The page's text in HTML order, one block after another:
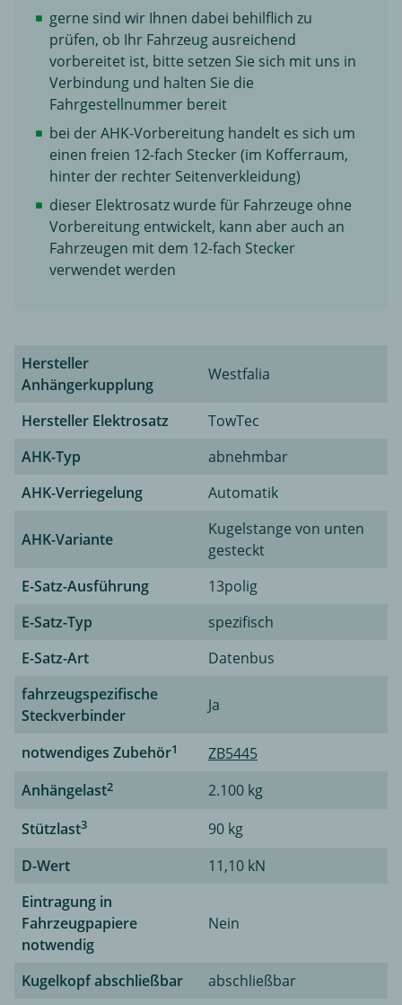
gerne sind wir Ihnen dabei behilflich zu
prüfen, ob Ihr Fahrzeug ausreichend
vorbereitet ist, bitte setzen Sie sich mit uns in
Verbindung und halten Sie die
Fahrgestellnummer bereit
bei der AHK-Vorbereitung handelt es sich um
einen freien 12-fach Stecker (im Kofferraum,
hinter der rechter Seitenverkleidung)
dieser Elektrosatz wurde für Fahrzeuge ohne
Vorbereitung entwickelt, kann aber auch an
Fahrzeugen mit dem 12-fach Stecker
verwendet werden
Hersteller
Anhängerkupplung
Westfalia
Hersteller Elektrosatz
TowTec
AHK-Typ
abnehmbar
AHK-Verriegelung
Automatik
AHK-Variante
Kugelstange von unten
gesteckt
E-Satz-Ausführung
13polig
E-Satz-Typ
spezifisch
E-Satz-Art
Datenbus
fahrzeugspezifische
Steckverbinder
Ja
notwendiges Zubehör1
ZB5445
Anhängelast2
2.100 kg
Stützlast3
90 kg
D-Wert
11,10 kN
Eintragung in
Fahrzeugpapiere
notwendig
Nein
Kugelkopf abschließbar abschließbar